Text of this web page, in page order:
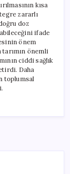
kısa
zararlı
doz
ifade
önem
önemli
ciddi sağlık
Daha
toplumsal